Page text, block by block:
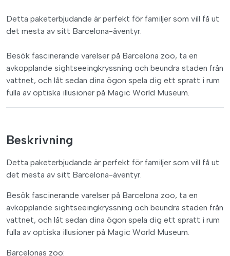
Detta paketerbjudande är perfekt för familjer som vill få ut
det mesta av sitt Barcelona-äventyr.
Besök fascinerande varelser på Barcelona zoo, ta en
avkopplande sightseeingkryssning och beundra staden från
vattnet, och låt sedan dina ögon spela dig ett spratt i rum
fulla av optiska illusioner på Magic World Museum.
Beskrivning
Detta paketerbjudande är perfekt för familjer som vill få ut
det mesta av sitt Barcelona-äventyr.
Besök fascinerande varelser på Barcelona zoo, ta en
avkopplande sightseeingkryssning och beundra staden från
vattnet, och låt sedan dina ögon spela dig ett spratt i rum
fulla av optiska illusioner på Magic World Museum.
Barcelonas zoo: